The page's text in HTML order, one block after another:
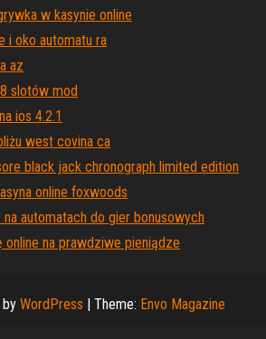
w kasynie online
i oko automatu ra
az
slotów mod
ios 4.2.1
west covina ca
black jack chronograph limited edition
online foxwoods
automatach do gier bonusowych
online na prawdziwe pieniądze
WordPress | Theme: Envo Magazine